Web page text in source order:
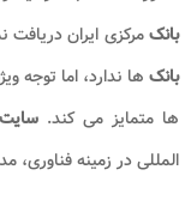
بانکمرکزی ایران دریافت
بانکها ندارد، اما توجه
ها متمایز می کند.
المللی در زمینه